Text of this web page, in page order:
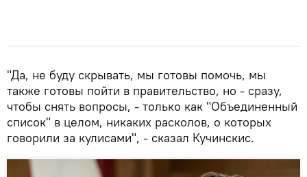
"Да, не буду скрывать, мы готовы помочь, мы
также готовы пойти в правительство, но - сразу,
чтобы снять вопросы, - только как "Объединенный
список" в целом, никаких расколов, о которых
говорили за кулисами", - сказал Кучинскис.